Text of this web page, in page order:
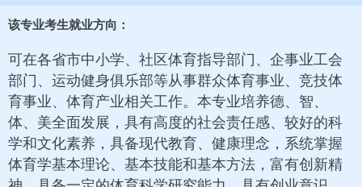
该专业考生就业方向：
可在各省市中小学、社区体育指导部门、企事业工会
部门、运动健身俱乐部等从事群众体育事业、竞技体
育事业、体育产业相关工作。本专业培养德、智、
体、美全面发展，具有高度的社会责任感、较好的科
学和文化素养，具备现代教育、健康理念，系统掌握
体育学基本理论、基本技能和基本方法，富有创新精